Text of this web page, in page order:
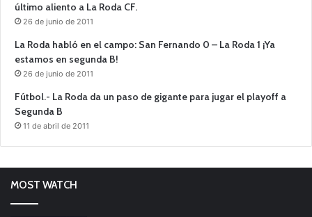
último aliento a La Roda CF.
26 de junio de 2011
La Roda habló en el campo: San Fernando 0 – La Roda 1 ¡Ya
estamos en segunda B!
26 de junio de 2011
Fútbol.- La Roda da un paso de gigante para jugar el playoff a
Segunda B
11 de abril de 2011
MOST WATCH